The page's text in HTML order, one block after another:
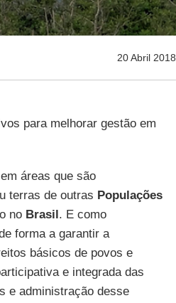
20 Abril 2018
para melhorar gestão em
em áreas que são
terras de outras Populações
no Brasil. E como
forma a garantir a
básicos de povos e
e integrada das
e administração desse